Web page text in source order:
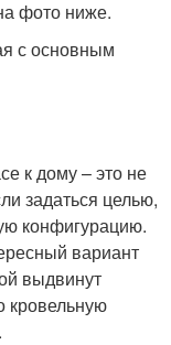
фото ниже.
с основным
к дому – это не
задаться целью,
конфигурацию.
вариант
выдвинут
кровельную